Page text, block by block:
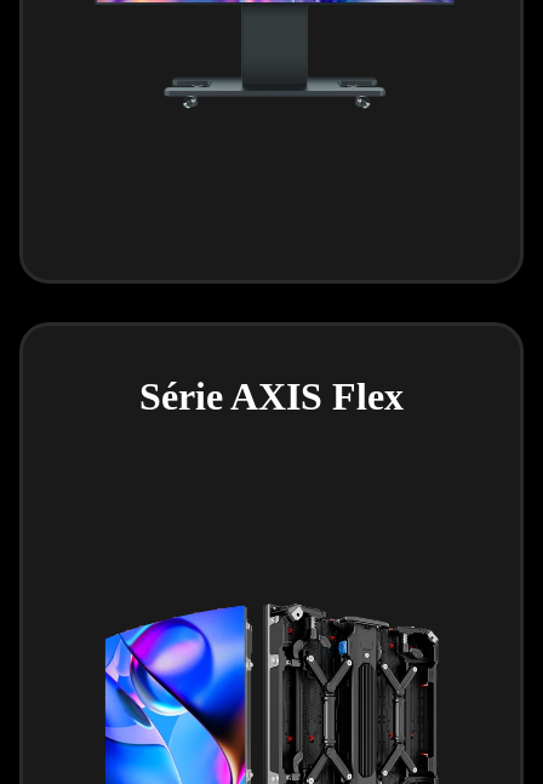
Série AXIS Flex